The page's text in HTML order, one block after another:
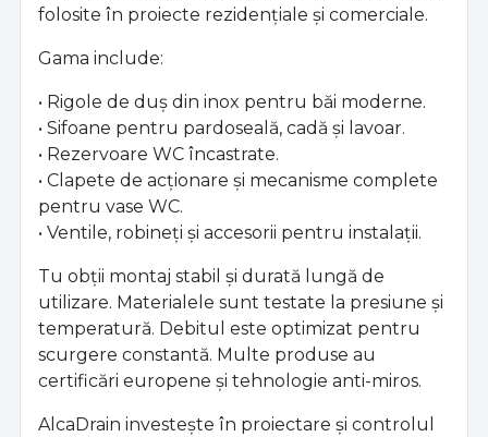
folosite în proiecte rezidențiale și comerciale.
Gama include:
• Rigole de duș din inox pentru băi moderne.
• Sifoane pentru pardoseală, cadă și lavoar.
• Rezervoare WC încastrate.
• Clapete de acționare și mecanisme complete
pentru vase WC.
• Ventile, robineți și accesorii pentru instalații.
Tu obții montaj stabil și durată lungă de
utilizare. Materialele sunt testate la presiune și
temperatură. Debitul este optimizat pentru
scurgere constantă. Multe produse au
certificări europene și tehnologie anti-miros.
AlcaDrain investește în proiectare și controlul